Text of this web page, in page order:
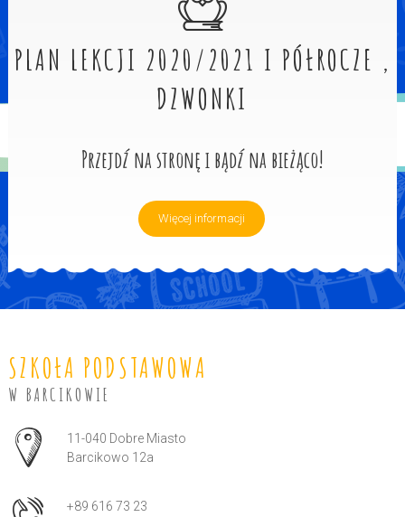
PLAN LEKCJI 2020/2021 I PÓŁROCZE ,
DZWONKI
Przejdź na stronę i bądź na bieżąco!
Więcej informacji
SZKOŁA PODSTAWOWA
W BARCIKOWIE
Adres pocztowy:
11-040 Dobre Miasto
Barcikowo 12a
+89 616 73 23